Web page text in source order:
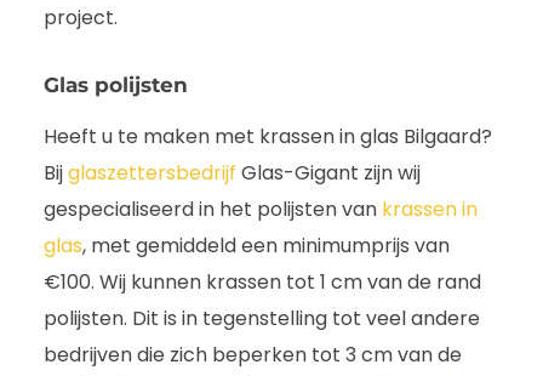
project.
Glas polijsten
Heeft u te maken met krassen in glas Bilgaard?
Bijglaszettersbedrijf Glas-Gigant zijn wij
gespecialiseerd in het polijsten van krassen in
glas, met gemiddeld een minimumprijs van
€100. Wij kunnen krassen tot 1 cm van de rand
polijsten. Dit is in tegenstelling tot veel andere
bedrijven die zich beperken tot 3 cm van de